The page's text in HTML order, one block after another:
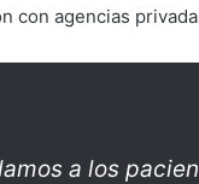
con agencias
a los